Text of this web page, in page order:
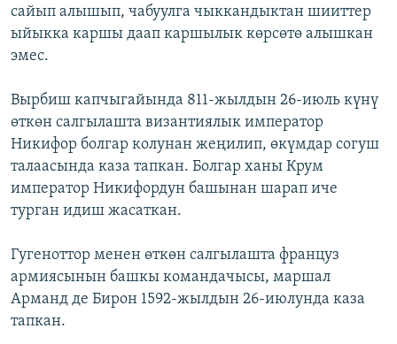
сайып алышып, чабуулга чыккандыктан шииттер
ыйыкка каршы даап каршылык көрсөтө алышкан
эмес.
Вырбиш капчыгайында 811-жылдын 26-июль күнү
өткөн салгылашта византиялык император
Никифор болгар колунан жеңилип, өкүмдар согуш
талаасында каза тапкан. Болгар ханы Крум
император Никифордун башынан шарап иче
турган идиш жасаткан.
Гугеноттор менен өткөн салгылашта француз
армиясынын башкы командачысы, маршал
Арманд де Бирон 1592-жылдын 26-июлунда каза
тапкан.